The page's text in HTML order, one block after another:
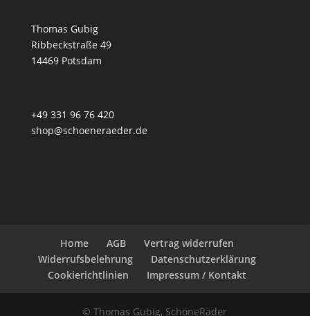
Thomas Gubig
Ribbeckstraße 49
14469 Potsdam
+49 331 96 76 420
shop@schoeneraeder.de
Home AGB
Vertrag widerrufen
Widerrufsbelehrung
Datenschutzerklärung
Cookierichtlinien
Impressum / Kontakt
© Thomas Gubig, SchöneRäder